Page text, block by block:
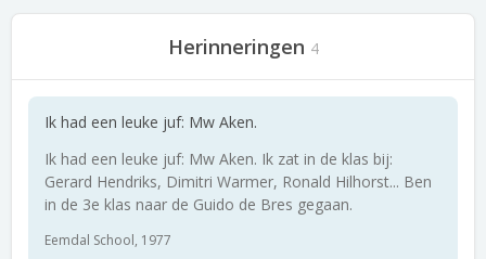
Herinneringen 4
Ik had een leuke juf: Mw Aken.
Ik had een leuke juf: Mw Aken. Ik zat in de klas bij:
Gerard Hendriks, Dimitri Warmer, Ronald Hilhorst... Ben
in de 3e klas naar de Guido de Bres gegaan.
Eemdal School, 1977